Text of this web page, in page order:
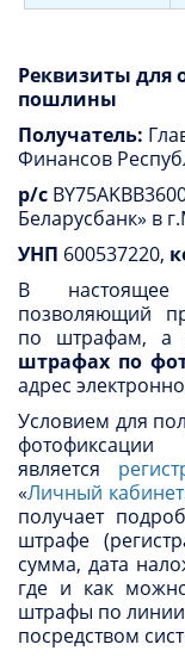
Реквизиты для
пошлины
Получатель:
Финансов
р/с
Беларусбанк» в
УНП 600537220,
В
позволяющий
по штрафам, а
штрафах по
адрес
Условием для
является
«Личный кабинет
получает
штрафе
сумма, дата
где и как
штрафы по
посредством